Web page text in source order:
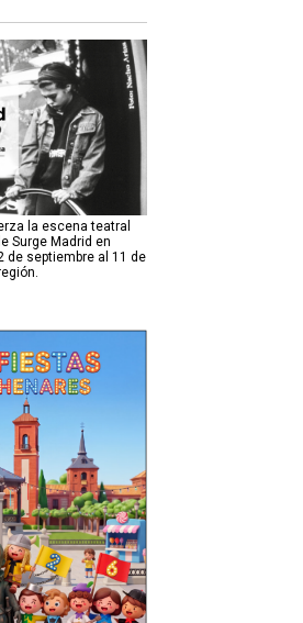
la escena teatral
Surge Madrid en
de septiembre al 11 de